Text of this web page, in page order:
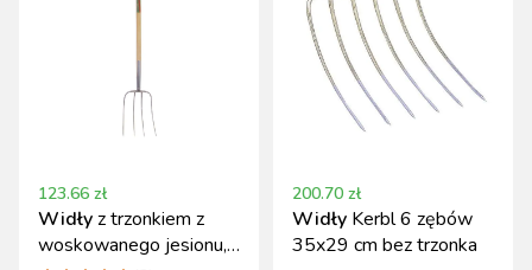
123.66 zł
Widłyz trzonkiem z
woskowanego jesionu,
200.70 zł
Widły Kerbl 6 zębów
35x29 cm bez trzonka